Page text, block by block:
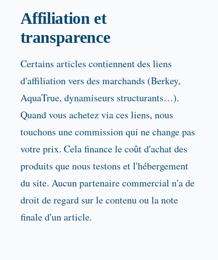
Affiliation et
transparence
Certains articles contiennent des liens
d'affiliation vers des marchands (Berkey,
AquaTrue, dynamiseurs structurants…).
Quand vous achetez via ces liens, nous
touchons une commission qui ne change pas
votre prix. Cela finance le coût d'achat des
produits que nous testons et l'hébergement
du site. Aucun partenaire commercial n'a de
droit de regard sur le contenu ou la note
finale d'un article.